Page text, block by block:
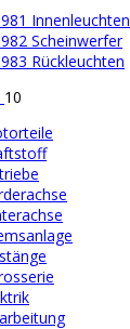
Innenleuchten
Scheinwerfer
Rückleuchten
10